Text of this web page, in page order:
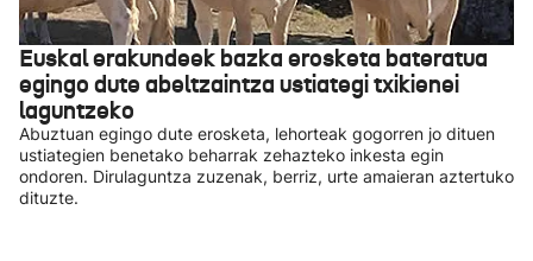
Euskal erakundeek bazka erosketa bateratua
egingo dute abeltzaintza ustiategi txikienei
laguntzeko
Abuztuan egingo dute erosketa, lehorteak gogorren jo dituen
ustiategien benetako beharrak zehazteko inkesta egin
ondoren. Dirulaguntza zuzenak, berriz, urte amaieran aztertuko
dituzte.